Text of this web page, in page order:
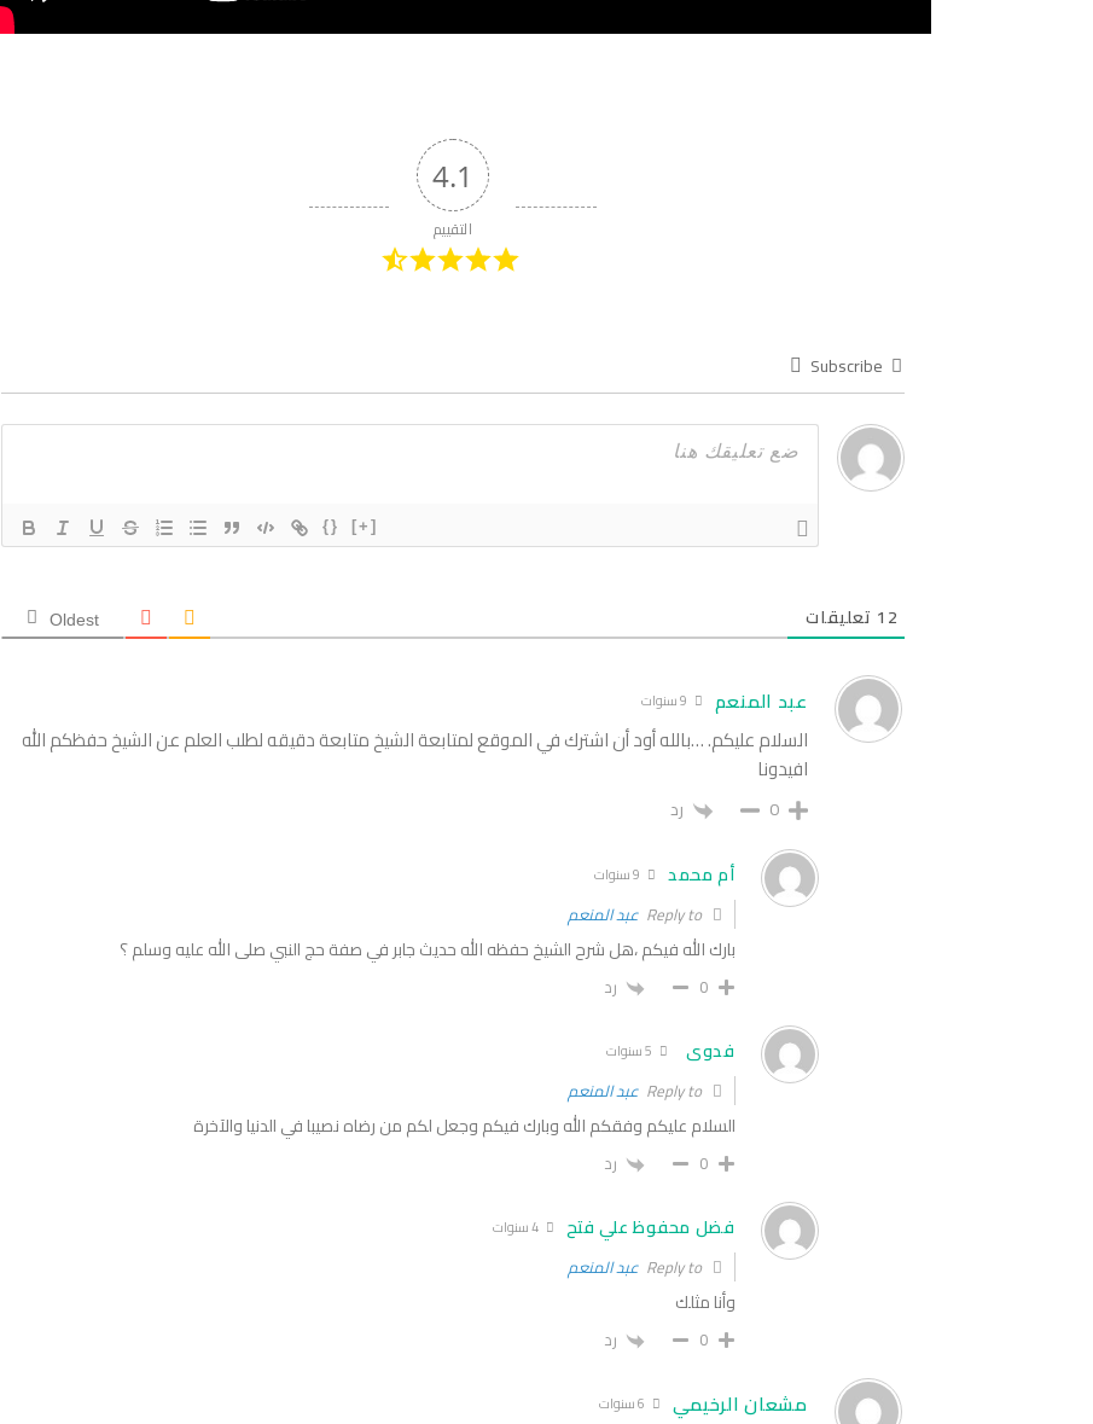
4.1
التقييم
Subscribe
{} [+]
12 تعليقات Oldest
عبد المنعم
السلام عليكم. …بالله أود أن اشترك في الموقع لمتابعة الشيخ متابعة دقيقه لطلب العلم عن الشيخ حفظكم الله
افيدونا
0 رد
أم محمد
Reply to عبد المنعم
بارك الله فيكم ،هل شرح الشيخ حفظه الله حديث جابر في صفة حج النبي صلى الله عليه وسلم ؟
0 رد
فدوى
Reply to عبد المنعم
السلام عليكم وفقكم الله وبارك فيكم وجعل لكم من رضاه نصيبا في الدنيا والآخرة
0 رد
فضل محفوظ علي فتح 4 سنوات
Reply to عبد المنعم
وأنا مثلك
0 رد
مشعان الرخيمي